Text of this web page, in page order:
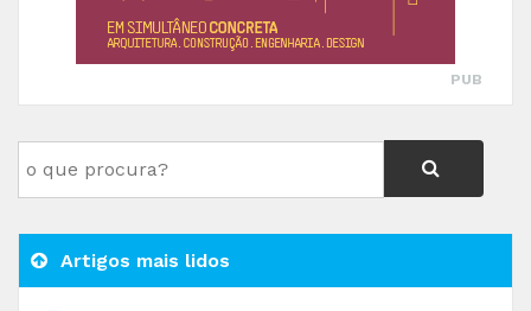
PUB
Artigos mais lidos